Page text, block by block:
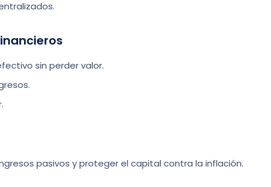
sin perder valor.
pasivos y proteger el capital contra la inflación.